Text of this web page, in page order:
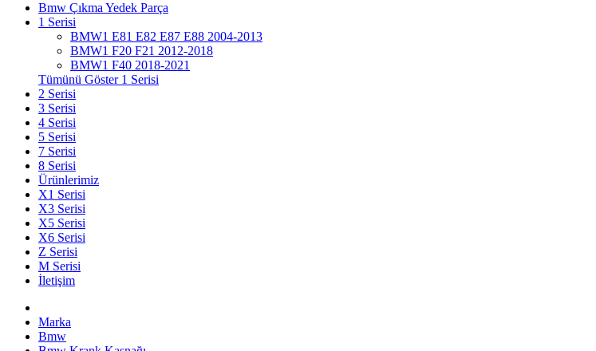
Bmw Çıkma Yedek Parça
1 Serisi
BMW1 E81 E82 E87 E88 2004-2013
BMW1 F20 F21 2012-2018
BMW1 F40 2018-2021
Tümünü Göster 1 Serisi
2 Serisi
3 Serisi
4 Serisi
5 Serisi
7 Serisi
8 Serisi
Ürünlerimiz
X1 Serisi
X3 Serisi
X5 Serisi
X6 Serisi
Z Serisi
M Serisi
İletişim
Marka
Bmw